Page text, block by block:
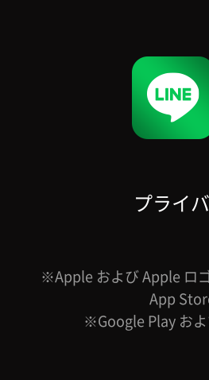
プライ
※Apple および Apple ロ
App
※Google Play お